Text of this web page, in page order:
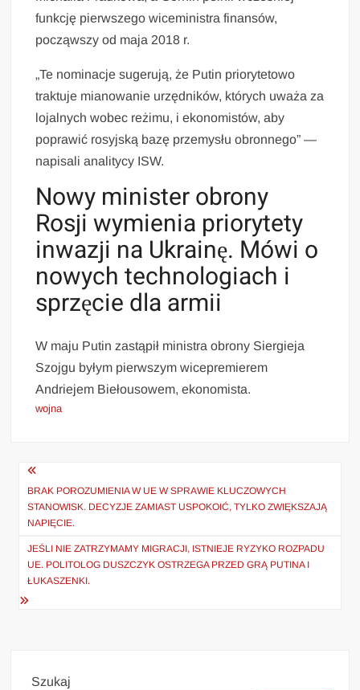
funkcję pierwszego wiceministra finansów,
począwszy od maja 2018 r.
„Te nominacje sugerują, że Putin priorytetowo
traktuje mianowanie urzędników, których uważa za
lojalnych wobec reżimu, i ekonomistów, aby
poprawić rosyjską bazę przemysłu obronnego” —
napisali analitycy ISW.
Nowy minister obrony
Rosji wymienia priorytety
inwazji na Ukrainę. Mówi o
nowych technologiach i
sprzęcie dla armii
W maju Putin zastąpił ministra obrony Siergieja
Szojgu byłym pierwszym wicepremierem
Andriejem Biełousowem, ekonomista.
wojna
Nawigacja
wpisu
BRAK POROZUMIENIA W UE W SPRAWIE KLUCZOWYCH
STANOWISK. DECYZJE ZAMIAST USPOKOIĆ, TYLKO ZWIĘKSZAJĄ
NAPIĘCIE.
JEŚLI NIE ZATRZYMAMY MIGRACJI, ISTNIEJE RYZYKO ROZPADU
UE. POLITOLOG DUSZCZYK OSTRZEGA PRZED GRĄ PUTINA I
ŁUKASZENKI.
Szukaj